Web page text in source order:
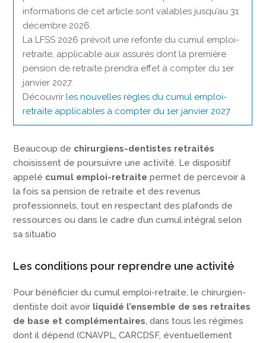
informations de cet article sont valables jusqu’au 31
décembre 2026.
La LFSS 2026 prévoit une refonte du cumul emploi-
retraite, applicable aux assurés dont la première
pension de retraite prendra effet à compter du 1er
janvier 2027.
Découvrirles nouvelles règles du cumul emploi-
retraite applicables à compter du 1er janvier 2027
Beaucoup de chirurgiens-dentistes retraités
choisissent de poursuivre une activité. Le dispositif
appelé cumul emploi-retraite permet de percevoir à
la fois sa pension de retraite et des revenus
professionnels, tout en respectant des plafonds de
ressources ou dans le cadre d’un cumul intégral selon
sa situatio
Les conditions pour reprendre une activité
Pour bénéficier du cumul emploi-retraite, le chirurgien-
dentiste doit avoir liquidé l’ensemble de ses retraites
de base et complémentaires, dans tous les régimes
dont il dépend (CNAVPL, CARCDSF, éventuellement